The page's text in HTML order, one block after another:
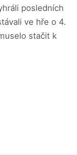
posledních
ve hře o 4.
stačit k